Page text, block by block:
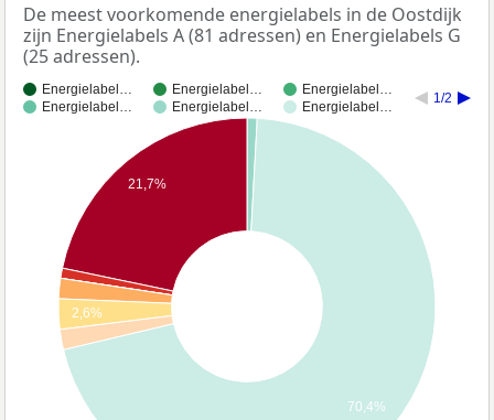
De meest voorkomende energielabels in de Oostdijk
zijn Energielabels A (81 adressen) en Energielabels G
(25 adressen).
Energielabel… Energielabel…
Energielabel…
Energielabel…
Energielabel… Energielabel…
1/2
21,7%
2,6%
70,4%